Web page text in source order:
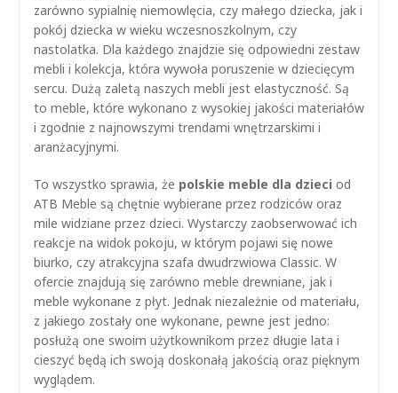
zarówno sypialnię niemowlęcia, czy małego dziecka, jak i
pokój dziecka w wieku wczesnoszkolnym, czy
nastolatka. Dla każdego znajdzie się odpowiedni zestaw
mebli i kolekcja, która wywoła poruszenie w dziecięcym
sercu. Dużą zaletą naszych mebli jest elastyczność. Są
to meble, które wykonano z wysokiej jakości materiałów
i zgodnie z najnowszymi trendami wnętrzarskimi i
aranżacyjnymi.
To wszystko sprawia, że polskie meble dla dzieci od
ATB Meble są chętnie wybierane przez rodziców oraz
mile widziane przez dzieci. Wystarczy zaobserwować ich
reakcje na widok pokoju, w którym pojawi się nowe
biurko, czy atrakcyjna szafa dwudrzwiowa Classic. W
ofercie znajdują się zarówno meble drewniane, jak i
meble wykonane z płyt. Jednak niezależnie od materiału,
z jakiego zostały one wykonane, pewne jest jedno:
posłużą one swoim użytkownikom przez długie lata i
cieszyć będą ich swoją doskonałą jakością oraz pięknym
wyglądem.